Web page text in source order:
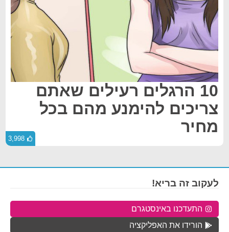
10 הרגלים רעילים שאתם
צריכים להימנע מהם בכל
מחיר
3,998
לעקוב זה בריא!
התעדכנו באינסטגרם
הורידו את האפליקציה